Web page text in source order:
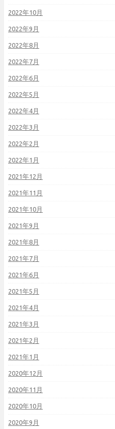
2022年10月
2022年9月
2022年8月
2022年7月
2022年6月
2022年5月
2022年4月
2022年3月
2022年2月
2022年1月
2021年12月
2021年11月
2021年10月
2021年9月
2021年8月
2021年7月
2021年6月
2021年5月
2021年4月
2021年3月
2021年2月
2021年1月
2020年12月
2020年11月
2020年10月
2020年9月